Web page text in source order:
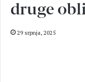
druge
29 srpnja, 2025